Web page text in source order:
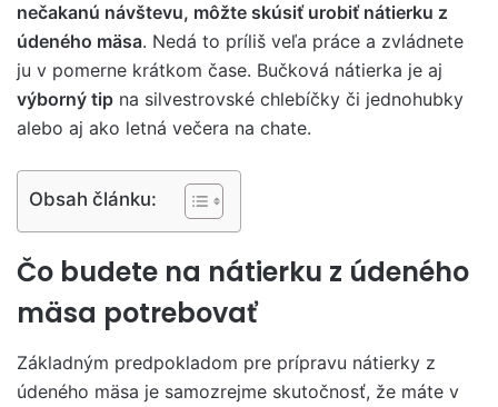
nečakanú návštevu, môžte skúsiť urobiť nátierku z
údeného mäsa. Nedá to príliš veľa práce a zvládnete
ju v pomerne krátkom čase. Bučková nátierka je aj
výborný tip na silvestrovské chlebíčky či jednohubky
alebo aj ako letná večera na chate.
Obsah článku:
Čo budete na nátierku z údeného
mäsa potrebovať
Základným predpokladom pre prípravu nátierky z
údeného mäsa je samozrejme skutočnosť, že máte v